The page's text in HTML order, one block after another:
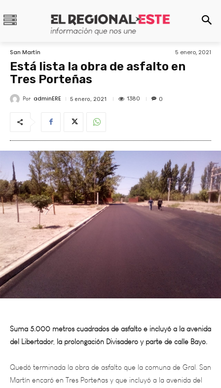
San Martín 5 enero, 2021
Está lista la obra de asfalto en
Tres Porteñas
Por adminERE 5 enero, 2021 1380 0
Suma 5.000 metros cuadrados de asfalto e incluyó a la avenida
del Libertador, la prolongación Divisadero y parte de calle Bayo.
Quedó terminada la obra de asfalto que la comuna de Gral. San
Martín encaró en Tres Porteñas y que incluyó a la avenida del
Libertador, la Prolongación Divisadero y un tramo de la calle